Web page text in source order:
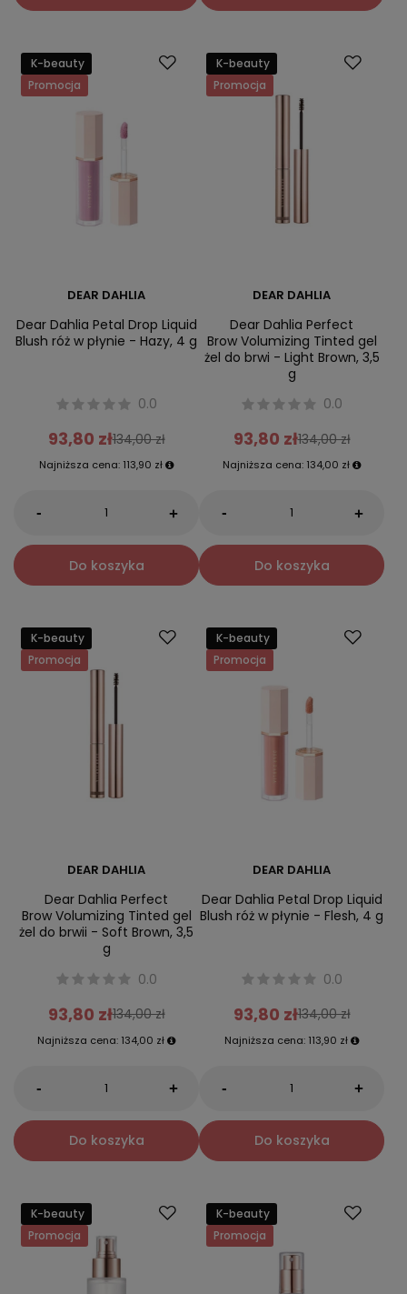
K-beauty
Promocja
DEAR DAHLIA
Dear Dahlia Petal Drop Liquid
Blush róż w płynie - Hazy, 4 g
0.0
93,80 zł134,00 zł
Najniższa cena: 113,90 zł
- +
Do koszyka
K-beauty
Promocja
DEAR DAHLIA
Dear Dahlia Perfect
Brow Volumizing Tinted gel
żel do brwi - Light Brown, 3,5
g
0.0
93,80 zł134,00 zł
Najniższa cena: 134,00 zł
- +
Do koszyka
K-beauty
Promocja
DEAR DAHLIA
Dear Dahlia Perfect
Brow Volumizing Tinted gel
żel do brwii - Soft Brown, 3,5
g
0.0
93,80 zł134,00 zł
Najniższa cena: 134,00 zł
- +
Do koszyka
K-beauty
Promocja
DEAR DAHLIA
Dear Dahlia Petal Drop Liquid
Blush róż w płynie - Flesh, 4 g
0.0
93,80 zł134,00 zł
Najniższa cena: 113,90 zł
- +
Do koszyka
K-beauty
Promocja
K-beauty
Promocja